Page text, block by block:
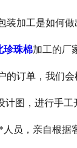
装加工是如何
珍珠棉加工的厂
的订单，我们
计图，进行手工
员，亲自根据